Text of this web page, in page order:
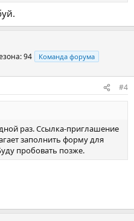
94 Команда форума
#4
раз. Ссылка-приглашение
заполнить форму для
пробовать позже.